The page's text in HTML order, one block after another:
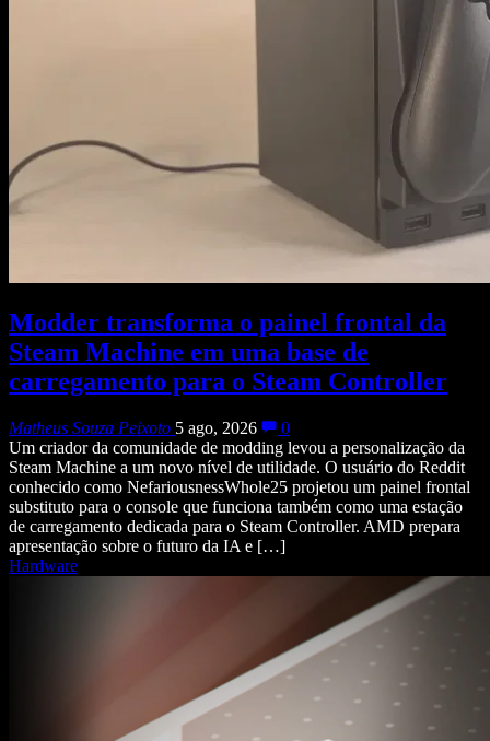
Modder transforma o painel frontal da
Steam Machine em uma base de
carregamento para o Steam Controller
Matheus Souza Peixoto 5 ago, 2026
0
Um criador da comunidade de modding levou a personalização da
Steam Machine a um novo nível de utilidade. O usuário do Reddit
conhecido como NefariousnessWhole25 projetou um painel frontal
substituto para o console que funciona também como uma estação
de carregamento dedicada para o Steam Controller. AMD prepara
apresentação sobre o futuro da IA e […]
Hardware